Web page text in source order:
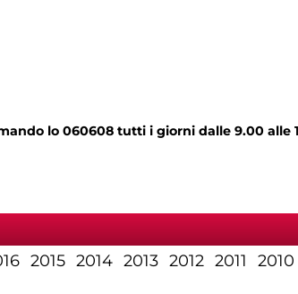
lo 060608 tutti i giorni dalle 9.00 alle
2015 2014 2013 2012 2011 2010